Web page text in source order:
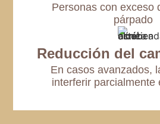
Personas con exceso
párpado
Reducción del
En casos avanzados,
interferir parcialmente